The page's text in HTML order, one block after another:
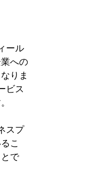
ール
への
りま
ビス
スプ
こ
で